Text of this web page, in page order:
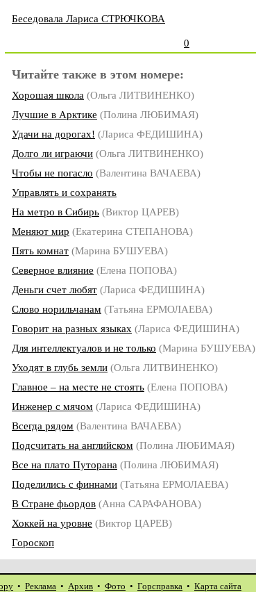
Беседовала Лариса СТРЮЧКОВА
0
Читайте также в этом номере:
Хорошая школа (Ольга ЛИТВИНЕНКО)
Лучшие в Арктике (Полина ЛЮБИМАЯ)
Удачи на дорогах! (Лариса ФЕДИШИНА)
Долго ли играючи (Ольга ЛИТВИНЕНКО)
Чтобы не погасло (Валентина ВАЧАЕВА)
Управлять и сохранять
На метро в Сибирь (Виктор ЦАРЕВ)
Меняют мир (Екатерина СТЕПАНОВА)
Пять комнат (Марина БУШУЕВА)
Северное влияние (Елена ПОПОВА)
Деньги счет любят (Лариса ФЕДИШИНА)
Слово норильчанам (Татьяна ЕРМОЛАЕВА)
Говорит на разных языках (Лариса ФЕДИШИНА)
Для интеллектуалов и не только (Марина БУШУЕВА)
Уходят в глубь земли (Ольга ЛИТВИНЕНКО)
Главное – на месте не стоять (Елена ПОПОВА)
Инженер с мячом (Лариса ФЕДИШИНА)
Всегда рядом (Валентина ВАЧАЕВА)
Подсчитать на английском (Полина ЛЮБИМАЯ)
Все на плато Путорана (Полина ЛЮБИМАЯ)
Поделились с финнами (Татьяна ЕРМОЛАЕВА)
В Стране фьордов (Анна САРАФАНОВА)
Хоккей на уровне (Виктор ЦАРЕВ)
Гороскоп
• Реклама • Архив • Фото • Горсправка • Карта сайта